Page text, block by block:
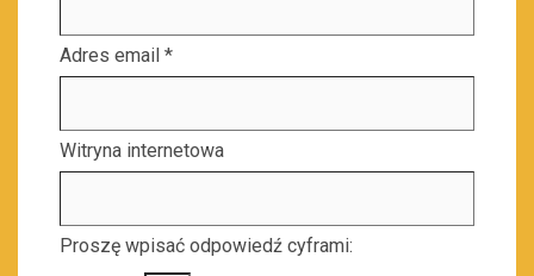
Adres email *
Witryna internetowa
Proszę wpisać odpowiedź cyframi: